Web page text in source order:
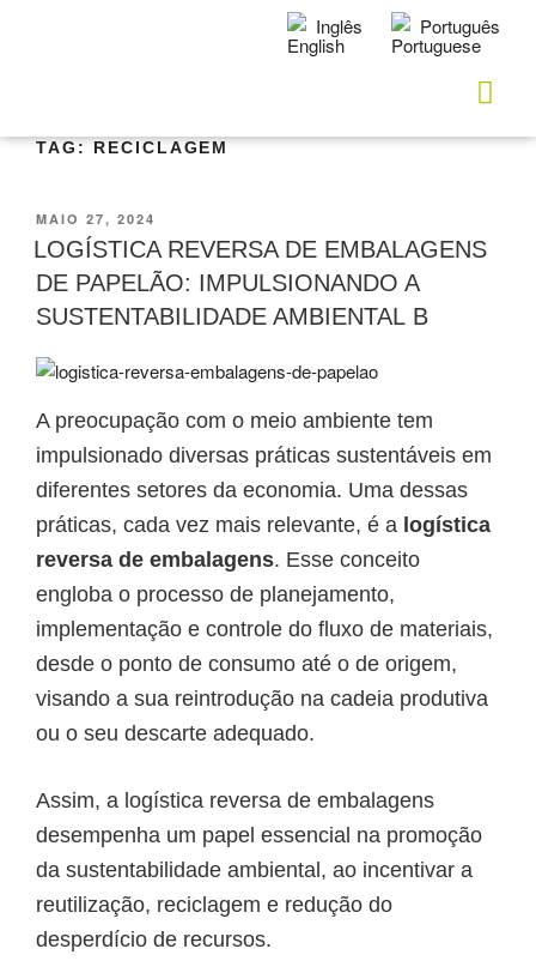
Inglês Português
TAG: RECICLAGEM
MAIO 27, 2024
LOGÍSTICA REVERSA DE EMBALAGENS
DE PAPELÃO: IMPULSIONANDO A
SUSTENTABILIDADE AMBIENTAL B
A preocupação com o meio ambiente tem
impulsionado diversas práticas sustentáveis em
diferentes setores da economia. Uma dessas
práticas, cada vez mais relevante, é a logística
reversa de embalagens. Esse conceito
engloba o processo de planejamento,
implementação e controle do fluxo de materiais,
desde o ponto de consumo até o de origem,
visando a sua reintrodução na cadeia produtiva
ou o seu descarte adequado.
Assim, a logística reversa de embalagens
desempenha um papel essencial na promoção
da sustentabilidade ambiental, ao incentivar a
reutilização, reciclagem e redução do
desperdício de recursos.